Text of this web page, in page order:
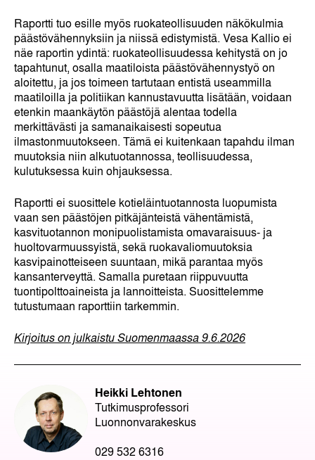
Raportti tuo esille myös ruokateollisuuden näkökulmia
päästövähennyksiin ja niissä edistymistä. Vesa Kallio ei
näe raportin ydintä: ruokateollisuudessa kehitystä on jo
tapahtunut, osalla maatiloista päästövähennystyö on
aloitettu, ja jos toimeen tartutaan entistä useammilla
maatiloilla ja politiikan kannustavuutta lisätään, voidaan
etenkin maankäytön päästöjä alentaa todella
merkittävästi ja samanaikaisesti sopeutua
ilmastonmuutokseen. Tämä ei kuitenkaan tapahdu ilman
muutoksia niin alkutuotannossa, teollisuudessa,
kulutuksessa kuin ohjauksessa.
Raportti ei suosittele kotieläintuotannosta luopumista
vaan sen päästöjen pitkäjänteistä vähentämistä,
kasvituotannon monipuolistamista omavaraisuus- ja
huoltovarmuussyistä, sekä ruokavaliomuutoksia
kasvipainotteiseen suuntaan, mikä parantaa myös
kansanterveyttä. Samalla puretaan riippuvuutta
tuontipolttoaineista ja lannoitteista. Suosittelemme
tutustumaan raporttiin tarkemmin.
Kirjoitus on julkaistu Suomenmaassa 9.6.2026
Heikki Lehtonen
Tutkimusprofessori
Luonnonvarakeskus
029 532 6316